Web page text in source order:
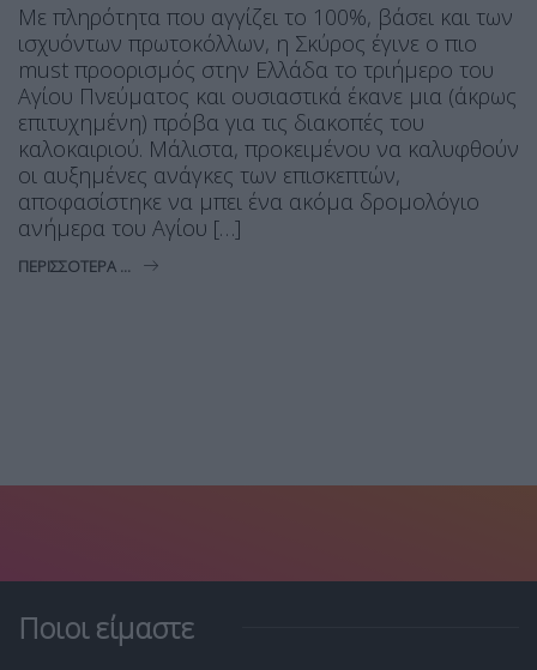
Με πληρότητα που αγγίζει το 100%, βάσει και των
ισχυόντων πρωτοκόλλων, η Σκύρος έγινε ο πιο
must προορισμός στην Ελλάδα το τριήμερο του
Αγίου Πνεύματος και ουσιαστικά έκανε μια (άκρως
επιτυχημένη) πρόβα για τις διακοπές του
καλοκαιριού. Μάλιστα, προκειμένου να καλυφθούν
οι αυξημένες ανάγκες των επισκεπτών,
αποφασίστηκε να μπει ένα ακόμα δρομολόγιο
ανήμερα του Αγίου […]
ΠΕΡΙΣΣΌΤΕΡΑ ...
Ποιοι είμαστε